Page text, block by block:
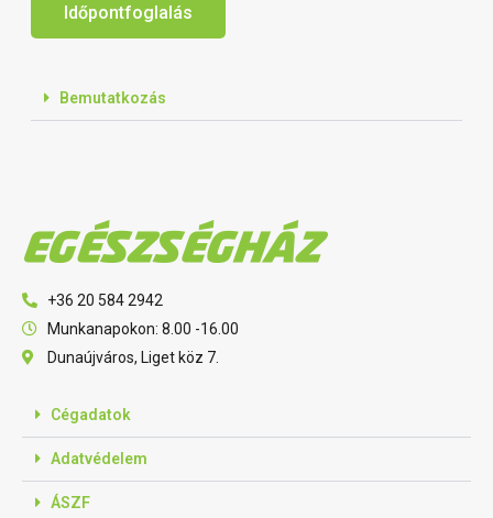
Időpontfoglalás
Bemutatkozás
+36 20 584 2942
Munkanapokon: 8.00 -16.00
Dunaújváros, Liget köz 7.
Cégadatok
Adatvédelem
ÁSZF